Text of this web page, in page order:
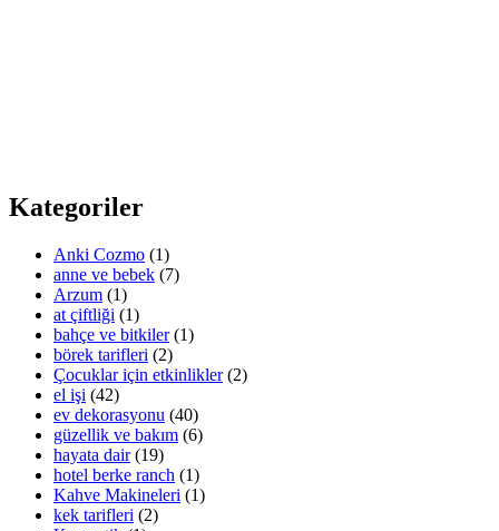
Kategoriler
Anki Cozmo (1)
anne ve bebek (7)
Arzum (1)
at çiftliği (1)
bahçe ve bitkiler(1)
börek tarifleri (2)
Çocuklar için etkinlikler(2)
el işi (42)
ev dekorasyonu (40)
güzellik ve bakım (6)
hayata dair(19)
hotel berke ranch (1)
Kahve Makineleri (1)
kek tarifleri (2)